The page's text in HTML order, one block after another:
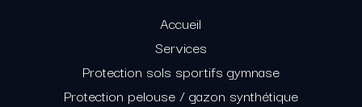
Accueil
Services
Protection sols sportifs gymnase
Protection pelouse / gazon synthétique